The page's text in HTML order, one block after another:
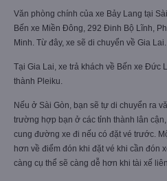
Văn phòng chính của xe Bảy Lang tại
Bến xe Miền Đông, 292 Đinh Bộ Lĩnh,
Minh. Từ đây, xe sẽ di chuyển về Gia Lai.
Tại Gia Lai, xe trả khách về Bến xe Đức
thành Pleiku.
Nếu ở Sài Gòn, bạn sẽ tự di chuyển ra
trường hợp bạn ở các tỉnh thành lân
cung đường xe đi nếu có đặt vé trước.
hơn về điểm đón khi đặt vé khi cần đón
càng cụ thể sẽ càng dễ hơn khi tài xế